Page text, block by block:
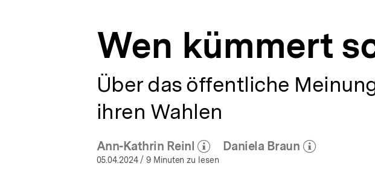
Wen kümmert
Über das öffentliche
ihren Wahlen
Ann-Kathrin Reinl
(Mehr zum Autor)
öffnen
Daniela Braun
(Mehr zum Autor)
05.04.2024/ 9 Minuten zu lesen